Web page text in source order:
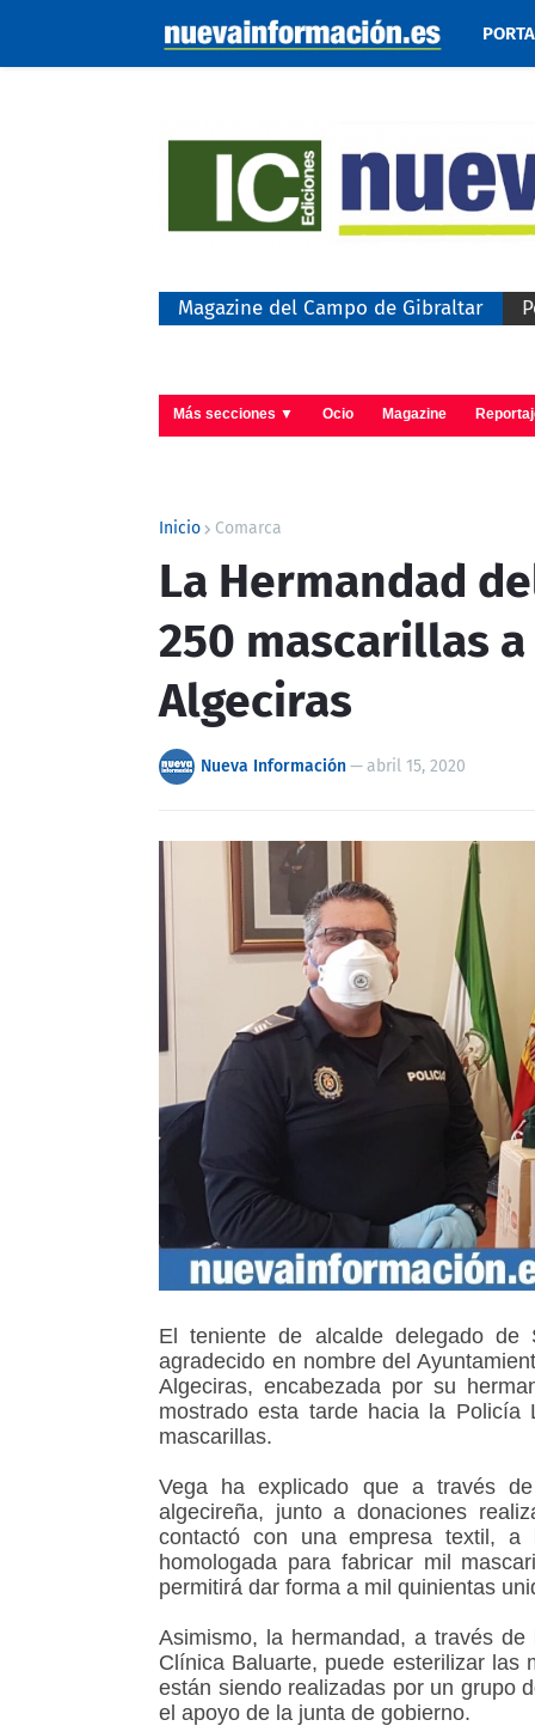
Magazine del Campo de Gibraltar
Más secciones ▼ Ocio Magazine
Inicio Comarca
La Hermandad
250 mascarillas
Algeciras
Nueva Información—abril 15, 2020
El teniente de alcalde delegado de
agradecido en nombre del
Algeciras, encabezada por su
mostrado esta tarde hacia la
mascarillas.
Vega ha explicado que a través
algecireña, junto a donaciones
contactó con una empresa textil,
homologada para fabricar mil
permitirá dar forma a mil quinientas
Asimismo, la hermandad, a través
Clínica Baluarte, puede esterilizar las
están siendo realizadas por un grupo
el apoyo de la junta de gobierno.